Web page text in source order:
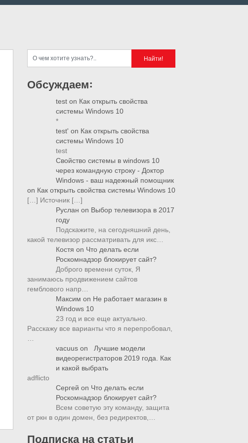
Обсуждаем:
test on Как открыть свойства
системы Windows 10
*
test' on Как открыть свойства
системы Windows 10
test
Свойство системы в windows 10
через командную строку - Доктор
Windows - ваш надежный помощник
on Как открыть свойства системы Windows 10
[…] Источник […]
Руслан on Выбор телевизора в 2017
году
Подскажите, на сегодняшний день,
какой телевизор рассматривать для икс…
Костя on Что делать если
Роскомнадзор блокирует сайт?
Доброго времени суток, Я
занимаюсь продвижением сайтов
гемблового напр…
Максим on Не работает магазин в
Windows 10
23 год и все еще актуально.
Расскажу все варианты что я перепробовал,
vacuus on
Лучшие модели
видеорегистраторов 2019 года. Как
и какой выбрать
adflicto
Сергей on Что делать если
Роскомнадзор блокирует сайт?
Всем советую эту команду, защита
от ркн в один домен, без редиректов,…
Подписка на статьи